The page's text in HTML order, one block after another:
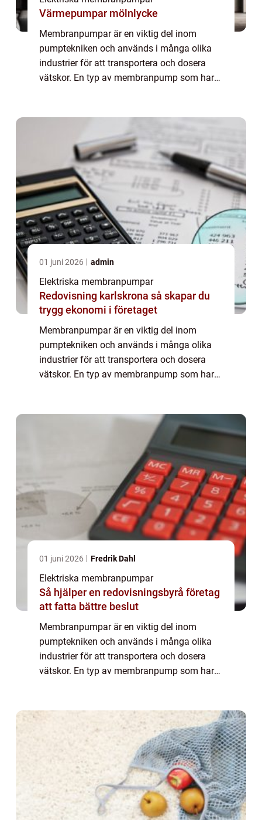
Värmepumpar mölnlycke
Membranpumpar är en viktig del inom
pumptekniken och används i många olika
industrier för att transportera och dosera
vätskor. En typ av membranpump som har
01 juni 2026 admin
Elektriska membranpumpar
Redovisning karlskrona så skapar du
trygg ekonomi i företaget
Membranpumpar är en viktig del inom
pumptekniken och används i många olika
industrier för att transportera och dosera
vätskor. En typ av membranpump som har
01 juni 2026 Fredrik Dahl
Elektriska membranpumpar
Så hjälper en redovisningsbyrå företag
att fatta bättre beslut
Membranpumpar är en viktig del inom
pumptekniken och används i många olika
industrier för att transportera och dosera
vätskor. En typ av membranpump som har